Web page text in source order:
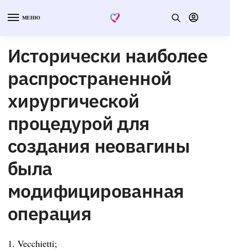
МЕНЮ
Исторически наиболее
распространенной
хирургической
процедурой для
создания неовагины
была
модифицированная
операция
1. Vecchietti;